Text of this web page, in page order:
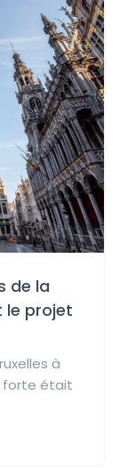
de la
le projet
à
forte était